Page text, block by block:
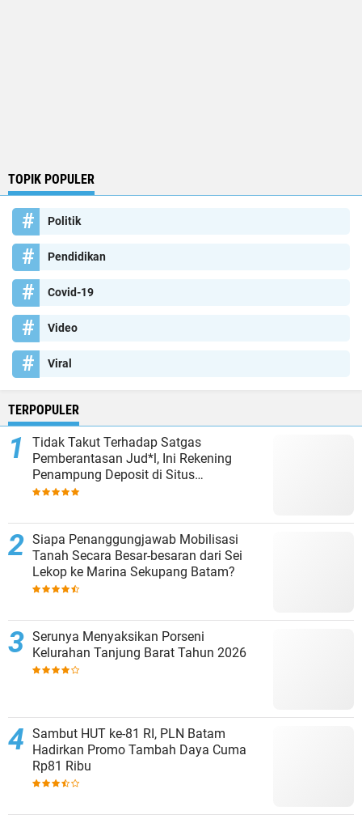
TOPIK POPULER
Politik
Pendidikan
Covid-19
Video
Viral
TERPOPULER
Tidak Takut Terhadap Satgas
Pemberantasan Jud*l, Ini Rekening
Penampung Deposit di Situs
MENARA4D
Siapa Penanggungjawab Mobilisasi
Tanah Secara Besar-besaran dari Sei
Lekop ke Marina Sekupang Batam?
Serunya Menyaksikan Porseni
Kelurahan Tanjung Barat Tahun 2026
Sambut HUT ke-81 RI, PLN Batam
Hadirkan Promo Tambah Daya Cuma
Rp81 Ribu